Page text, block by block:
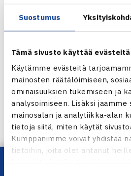
Suostumus
Tämä sivusto käyttää evästeitä
Käytämme evästeitä
mainosten räätälöimiseen,
ominaisuuksien tukemiseen ja
analysoimiseen. Lisäksi jaamme
mainosalan ja analytiikka-alan
tietoja siitä, miten käytät
Kumppanimme voivat yhdistää
tietoihin, joita olet antanut
kun olet käyttänyt heidän
Pelikausi: 22.9.2025–12.4.2026
Nousukarsinnat: 24.–26.4.2026
SARJATENNIS SISÄKAUSI
OHJEET ILMOITTAUTUMISEEN
3. Seurasiirrot
Varsinaiset seurasiirrot ja kauden
sarjatenniksen edustusmuutokset
mennessä TennisClubin kautta.
7.9. sekä nykyiselle että uudelle